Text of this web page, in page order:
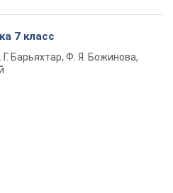
7 класс
Г. Барьяхтар, Ф. Я. Божинова,